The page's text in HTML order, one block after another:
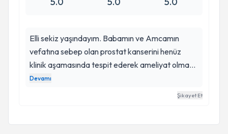
Elli sekiz yaşındayım. Babamın ve Amcamın
vefatına sebep olan prostat kanserini henüz
klinik aşamasında tespit ederek ameliyat olmamı
sağlayan, hiç yayılmadan bu hastalıktan
kurtulmama yardımcı olan ve her türlü bilgiyi
Devamı
Şikayet Et